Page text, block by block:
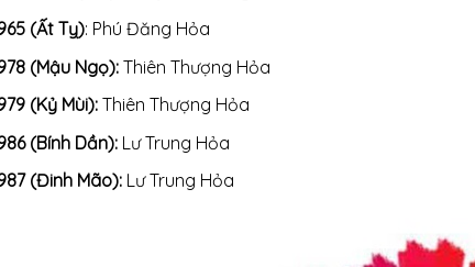
(Ất Tỵ): Phú Đăng Hỏa
(Mậu Ngọ): Thiên Thượng Hỏa
(Kỷ Mùi):Thiên Thượng Hỏa
(Bính Dần): Lư Trung Hỏa
(Đinh Mão): Lư Trung Hỏa